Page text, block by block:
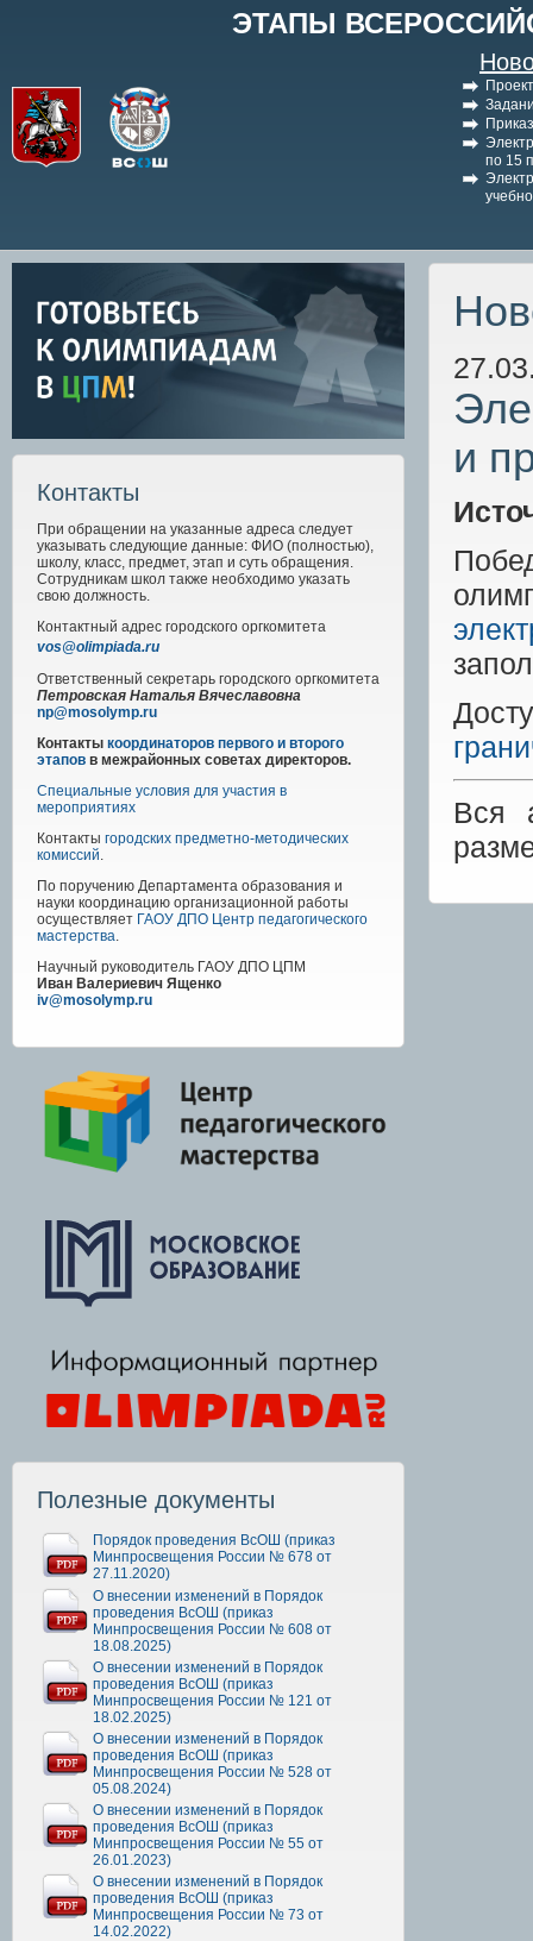
ЭТАПЫ
по 15
Контакты
При обращении на указанные адреса следует
указывать следующие данные: ФИО (полностью),
школу, класс, предмет, этап и суть обращения.
Сотрудникам школ также необходимо указать
свою должность.
Контактный адрес городского оргкомитета
vos@olimpiada.ru
Ответственный секретарь городского оргкомитета
Петровская Наталья Вячеславовна
np@mosolymp.ru
Контакты координаторов первого и второго
этапов в межрайонных советах директоров.
Специальные условия для участия в
мероприятиях
Контакты городских предметно-методических
комиссий.
По поручению Департамента образования и
науки координацию организационной работы
осуществляет ГАОУ ДПО Центр педагогического
мастерства.
Научный руководитель ГАОУ ДПО ЦПМ
Иван Валериевич Ященко
iv@mosolymp.ru
Полезные документы
Порядок проведения ВсОШ (приказ
Минпросвещения России № 678 от
27.11.2020)
О внесении изменений в Порядок
проведения ВсОШ (приказ
Минпросвещения России № 608 от
18.08.2025)
О внесении изменений в Порядок
проведения ВсОШ (приказ
Минпросвещения России № 121 от
18.02.2025)
О внесении изменений в Порядок
проведения ВсОШ (приказ
Минпросвещения России № 528 от
05.08.2024)
О внесении изменений в Порядок
проведения ВсОШ (приказ
Минпросвещения России № 55 от
26.01.2023)
О внесении изменений в Порядок
проведения ВсОШ (приказ
Минпросвещения России № 73 от
14.02.2022)
и
Вся